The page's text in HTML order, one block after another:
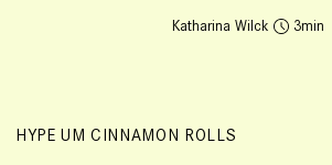
Katharina Wilck 3
HYPE UM CINNAMON ROLLS